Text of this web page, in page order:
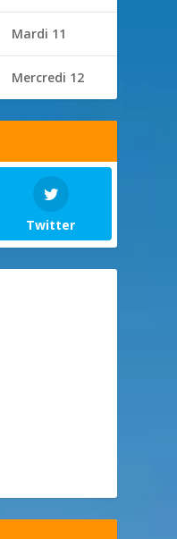
Mardi 11
Mercredi 12
Twitter